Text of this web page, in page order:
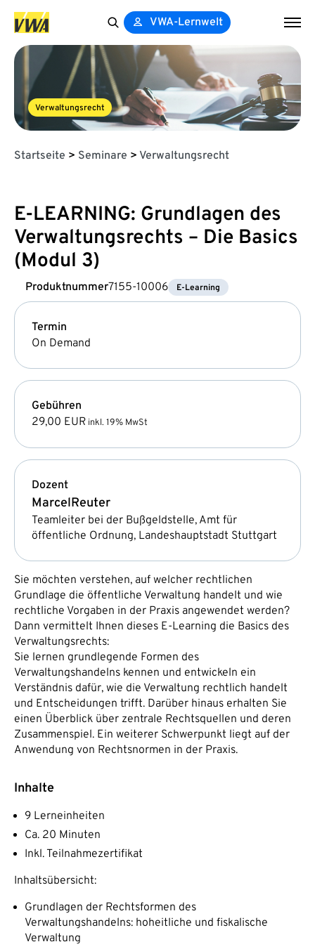
for:
VWA-Lernwelt
Verwaltungsrecht
Startseite > Seminare > Verwaltungsrecht
E-LEARNING: Grundlagen des
Verwaltungsrechts – Die Basics
(Modul 3)
Produktnummer7155-10006 E-Learning
Termin
On Demand
Gebühren
29,00 EUR inkl. 19% MwSt
Dozent
MarcelReuter
Teamleiter bei der Bußgeldstelle, Amt für
öffentliche Ordnung, Landeshauptstadt Stuttgart
Sie möchten verstehen, auf welcher rechtlichen
Grundlage die öffentliche Verwaltung handelt und wie
rechtliche Vorgaben in der Praxis angewendet werden?
Dann vermittelt Ihnen dieses E-Learning die Basics des
Verwaltungsrechts:
Sie lernen grundlegende Formen des
Verwaltungshandelns kennen und entwickeln ein
Verständnis dafür, wie die Verwaltung rechtlich handelt
und Entscheidungen trifft. Darüber hinaus erhalten Sie
einen Überblick über zentrale Rechtsquellen und deren
Zusammenspiel. Ein weiterer Schwerpunkt liegt auf der
Anwendung von Rechtsnormen in der Praxis.
Inhalte
9 Lerneinheiten
Ca. 20 Minuten
Inkl. Teilnahmezertifikat
Inhaltsübersicht:
Grundlagen der Rechtsformen des
Verwaltungshandelns: hoheitliche und fiskalische
Verwaltung